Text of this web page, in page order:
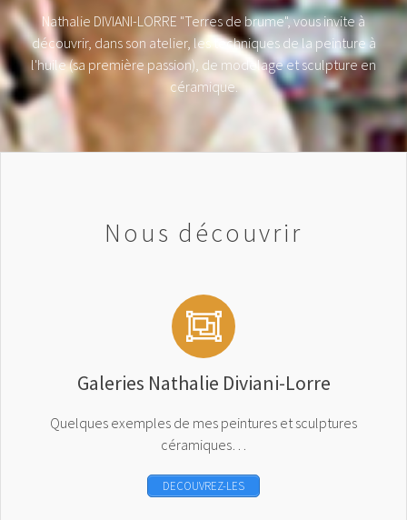
Nathalie DIVIANI-LORRE "Terres de brume", vous invite à
découvrir, dans son atelier, les techniques de la peinture à
l'huile (sa première passion), de modelage et sculpture en
céramique.
Nous découvrir
Galeries Nathalie Diviani-Lorre
Quelques exemples de mes peintures et sculptures
céramiques…
DECOUVREZ-LES